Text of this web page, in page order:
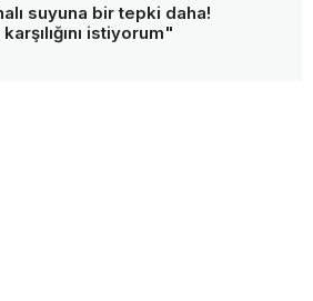
suyuna bir tepki daha!
istiyorum"